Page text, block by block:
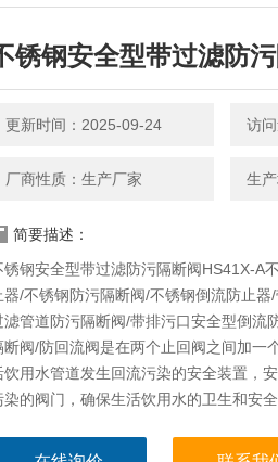
锈钢安全型带过滤防
更新时间：2025-09-24 访
厂商性质：生产厂家 生
简要描述：
锈钢安全型带过滤防污隔断阀HS41X-A
器/不锈钢防污隔断阀/不锈钢倒流防止
滤管道防污隔断阀/带排污口安全型倒流
断阀/防回流阀是在两个止回阀之间加一
饮用水管道发生回流污染的安全装置，
染的阀门，确保生活饮用水的卫生和安全